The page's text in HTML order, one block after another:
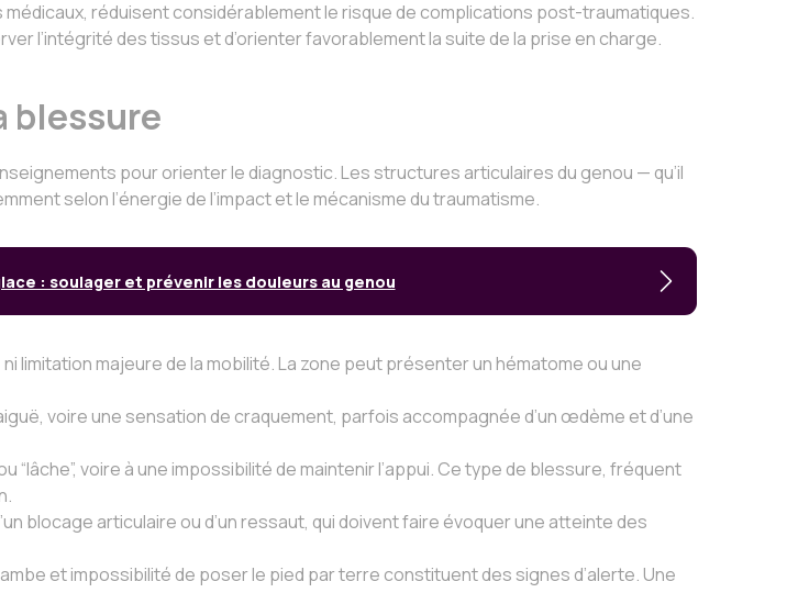
réduisent considérablement le risque de complications post-traumatiques.
l’intégrité des tissus et d’orienter favorablement la suite de la prise en charge.
blessure
pour orienter le diagnostic. Les structures articulaires du genou — qu’il
selon l’énergie de l’impact et le mécanisme du traumatisme.
: soulager et prévenir les douleurs au genou
limitation majeure de la mobilité. La zone peut présenter un hématome ou une
voire une sensation de craquement, parfois accompagnée d’un œdème et d’une
“lâche”, voire à une impossibilité de maintenir l’appui. Ce type de blessure, fréquent
blocage articulaire ou d’un ressaut, qui doivent faire évoquer une atteinte des
et impossibilité de poser le pied par terre constituent des signes d’alerte. Une